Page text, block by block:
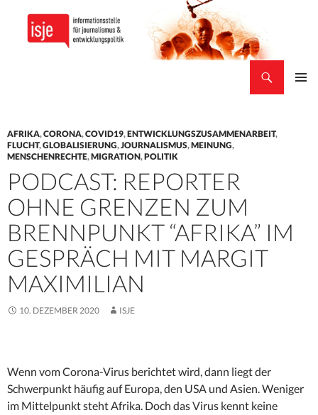
AFRIKA,CORONA,COVID19,ENTWICKLUNGSZUSAMMENARBEIT,
FLUCHT,GLOBALISIERUNG,JOURNALISMUS,MEINUNG,
MENSCHENRECHTE,MIGRATION,POLITIK
PODCAST: REPORTER
OHNE GRENZEN ZUM
BRENNPUNKT “AFRIKA” IM
GESPRÄCH MIT MARGIT
MAXIMILIAN
10. DEZEMBER 2020 ISJE
Wenn vom Corona-Virus berichtet wird, dann liegt der
Schwerpunkt häufig auf Europa, den USA und Asien. Weniger
im Mittelpunkt steht Afrika. Doch das Virus kennt keine